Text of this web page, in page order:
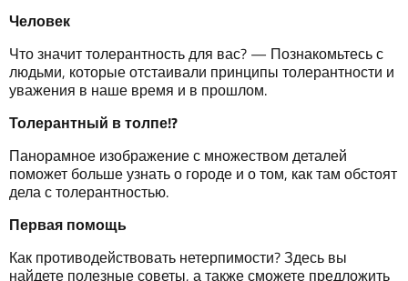
Человек
Что значит толерантность для вас? — Познакомьтесь с
людьми, которые отстаивали принципы толерантности и
уважения в наше время и в прошлом.
Толерантный втолпе!?
Панорамное изображение с множеством деталей
поможет больше узнать о городе и о том, как там обстоят
дела с толерантностью.
Первая помощь
Как противодействовать нетерпимости? Здесь вы
найдете полезные советы, а также сможете предложить